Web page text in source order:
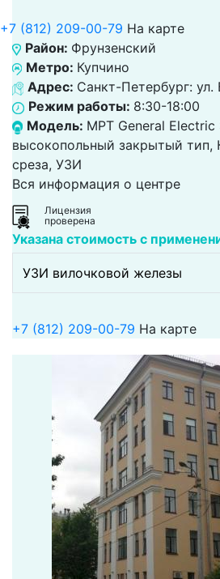
+7 (812) 209-00-79 На карте
Район: Фрунзенский
Метро: Купчино
Адрес: Санкт-Петербург:
Режим работы: 8:30-18:00
Модель: МРТ General Electric
высокопольный закрытый тип,
среза, УЗИ
Вся информация о центре
Лицензия
проверена
Указана стоимость с
УЗИ вилочковой железы
+7 (812) 209-00-79 На карте